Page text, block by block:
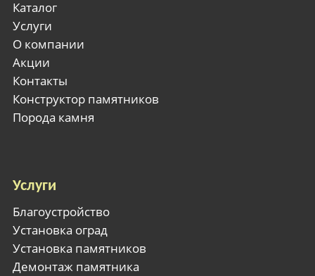
Каталог
Услуги
О компании
Акции
Контакты
Конструктор памятников
Порода камня
Услуги
Благоустройство
Установка оград
Установка памятников
Демонтаж памятника